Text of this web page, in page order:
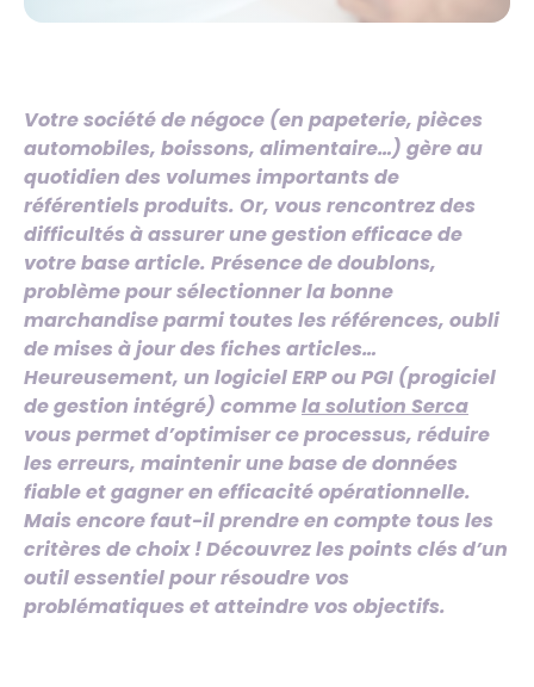
Votre société de négoce (en papeterie, pièces
automobiles, boissons, alimentaire…) gère au
quotidien des volumes importants de
référentiels produits. Or, vous rencontrez des
difficultés à assurer une gestion efficace de
votre base article. Présence de doublons,
problème pour sélectionner la bonne
marchandise parmi toutes les références, oubli
de mises à jour des fiches articles…
Heureusement, un logiciel ERP ou PGI (progiciel
de gestion intégré) commela solution Serca
vous permet d’optimiser ce processus, réduire
les erreurs, maintenir une base de données
fiable et gagner en efficacité opérationnelle.
Mais encore faut-il prendre en compte tous les
critères de choix ! Découvrez les points clés d’un
outil essentiel pour résoudre vos
problématiques et atteindre vos objectifs.